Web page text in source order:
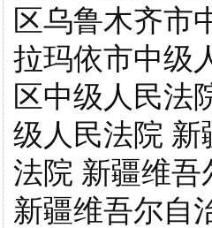
区乌鲁木齐市
拉玛依市中级
区中级人民法
级人民法院 新
法院 新疆维吾
新疆维吾尔自